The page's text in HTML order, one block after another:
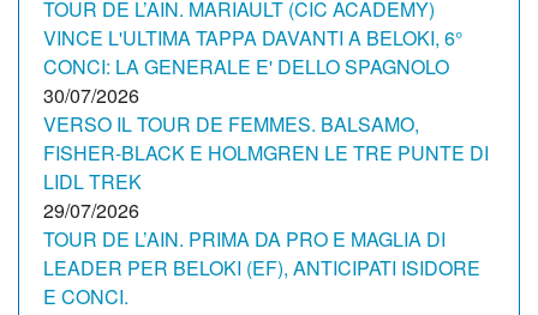
TOUR DE L’AIN. MARIAULT (CIC ACADEMY)
VINCE L'ULTIMA TAPPA DAVANTI A BELOKI, 6°
CONCI: LA GENERALE E' DELLO SPAGNOLO
30/07/2026
VERSO IL TOUR DE FEMMES. BALSAMO,
FISHER-BLACK E HOLMGREN LE TRE PUNTE DI
LIDL TREK
29/07/2026
TOUR DE L’AIN. PRIMA DA PRO E MAGLIA DI
LEADER PER BELOKI (EF), ANTICIPATI ISIDORE
E CONCI.